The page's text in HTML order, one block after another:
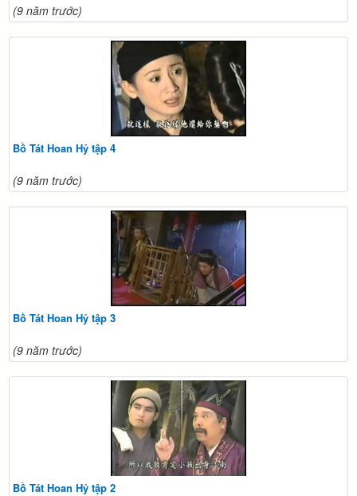
(9 năm trước)
Bồ Tát Hoan Hỷ tập 4
(9 năm trước)
Bồ Tát Hoan Hỷ tập 3
(9 năm trước)
Bồ Tát Hoan Hỷ tập 2